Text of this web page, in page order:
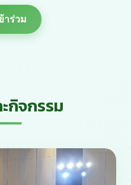
าร่วม
กิจกรรม